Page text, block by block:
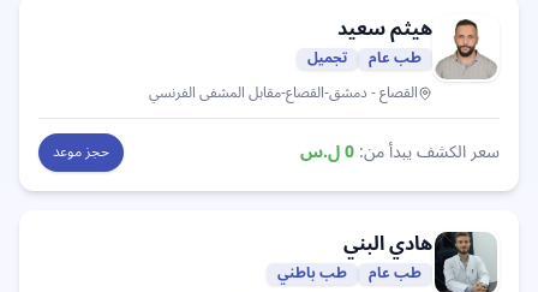
هيثمسعيد
طب عام
تجميل
القصاع- دمشق-القصاع-مقابل المشفى الفرنسي
سعر الكشف يبدأ من:0ل.س حجز موعد
هادي البني
طب عام
طب باطني